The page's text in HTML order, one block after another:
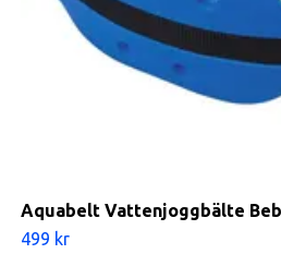
Aquabelt Vattenjoggbälte
499 kr